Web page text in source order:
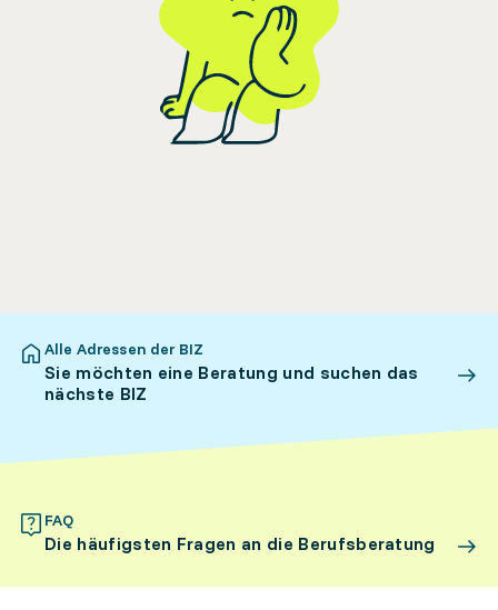
Alle Adressen der BIZ
Sie möchten eine Beratung und suchen das
nächste BIZ
FAQ
Die häufigsten Fragen an die Berufsberatung